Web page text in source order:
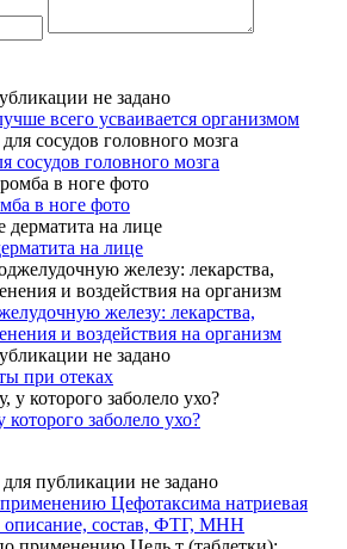
всего усваивается организмом
сосудов головного мозга
в ноге фото
на лице
железу: лекарства,
и воздействия на организм
при отеках
заболело ухо?
Цефотаксима натриевая
описание, состав, ФТГ, МНН